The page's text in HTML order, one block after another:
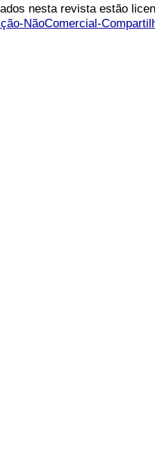
nesta revista estão
NãoComercial-